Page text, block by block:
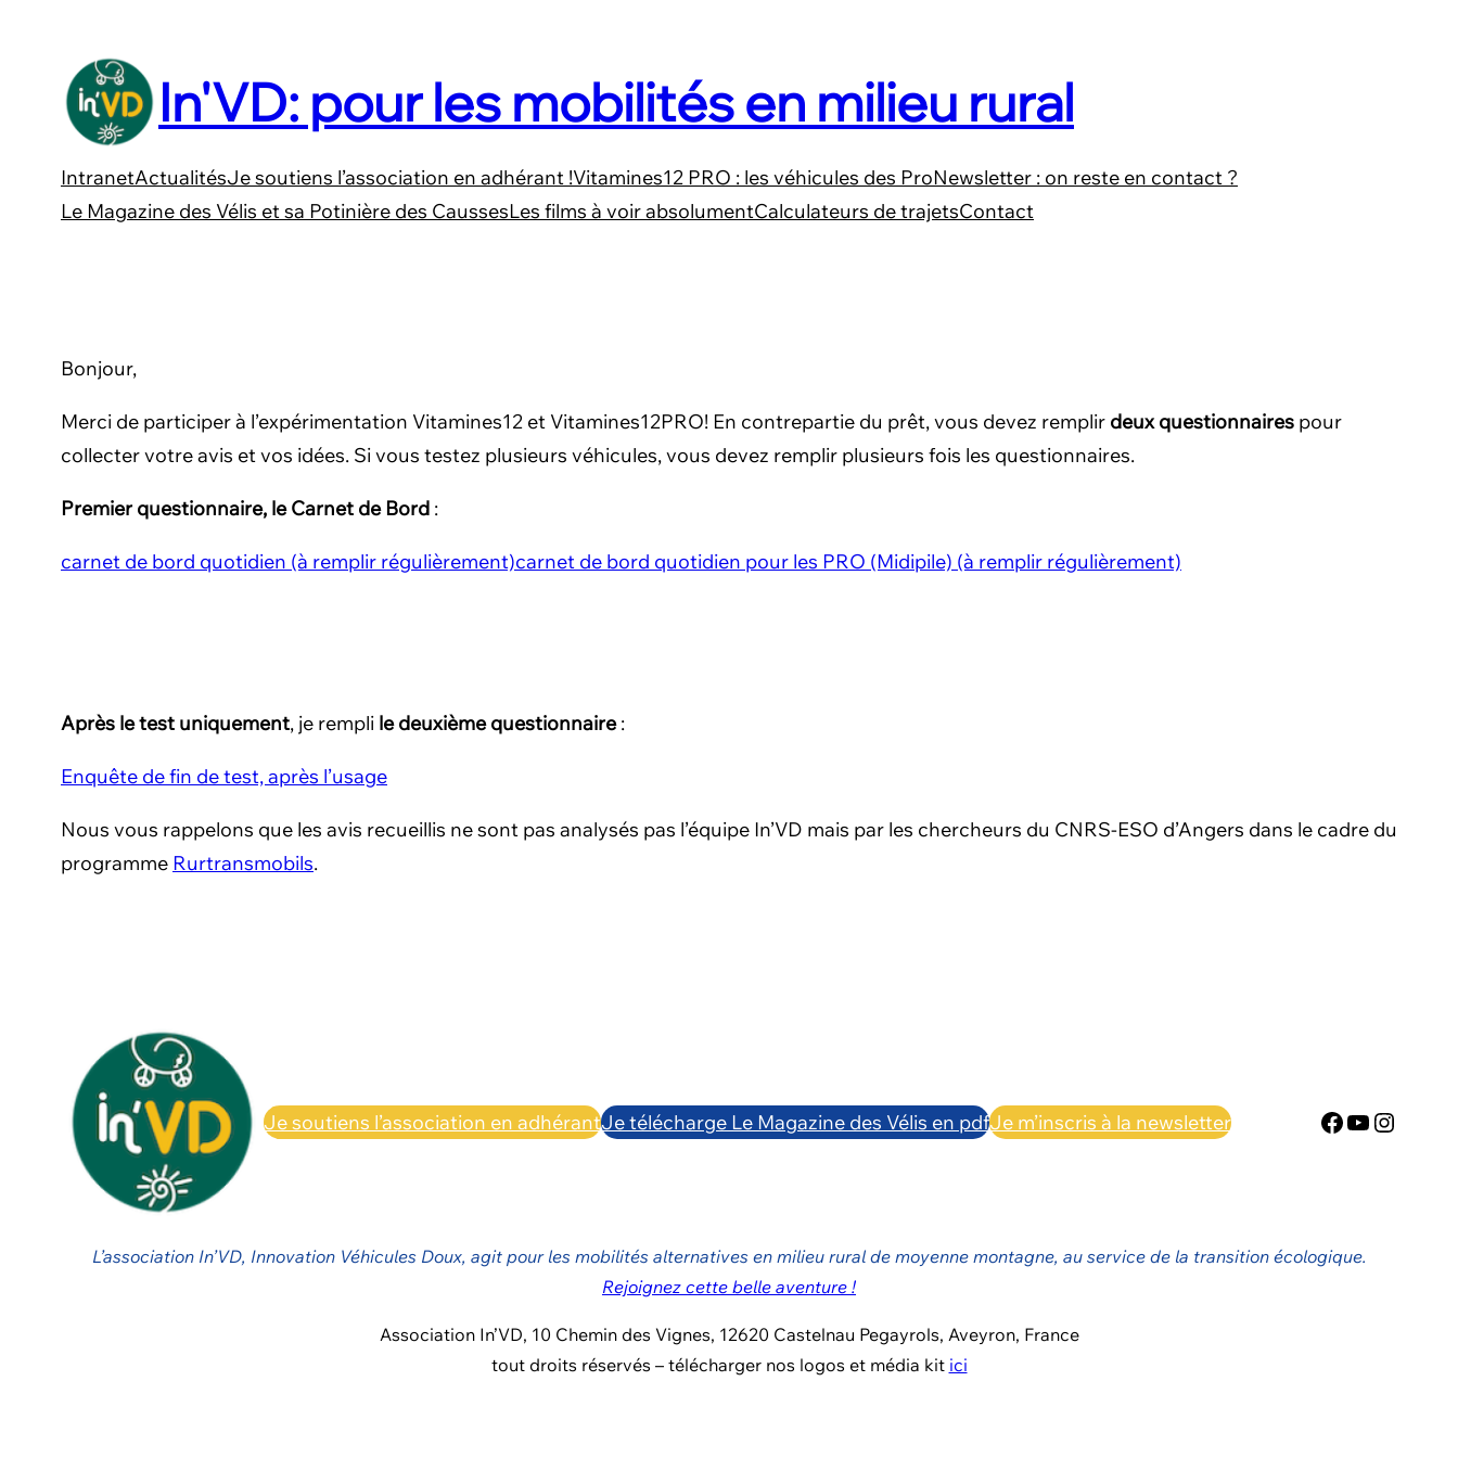
contenu
In'VD: pour les mobilités en milieu rural
IntranetActualitésJe soutiens l’association en adhérant !Vitamines12 PRO : les véhicules des ProNewsletter : on reste en contact ?
Le Magazine des Vélis et sa Potinière des CaussesLes films à voir absolumentCalculateurs de trajetsContact
Bonjour,
Merci de participer à l’expérimentation Vitamines12 et Vitamines12PRO! En contrepartie du prêt, vous devez remplir deux questionnaires pour
collecter votre avis et vos idées. Si vous testez plusieurs véhicules, vous devez remplir plusieurs fois les questionnaires.
Premier questionnaire, le Carnet de Bord :
carnet de bord quotidien (à remplir régulièrement)carnet de bord quotidien pour les PRO (Midipile) (à remplir régulièrement)
Après le test uniquement, je rempli le deuxième questionnaire:
Enquête de fin de test, après l’usage
Nous vous rappelons que les avis recueillis ne sont pas analysés pas l’équipe In’VD mais par les chercheurs du CNRS-ESO d’Angers dans le cadre du
programme Rurtransmobils.
Je soutiens l’association en adhérantJe télécharge Le Magazine des Vélis en pdfJe m’inscris à la newsletter Facebook
YouTube
L’association In’VD, Innovation Véhicules Doux, agit pour les mobilités alternatives en milieu rural de moyenne montagne, au service de la transition écologique.
Rejoignez cette belle aventure !
Association In’VD, 10 Chemin des Vignes, 12620 Castelnau Pegayrols, Aveyron, France
tout droits réservés – télécharger nos logos et média kit ici